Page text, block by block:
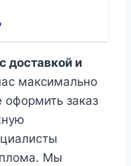
доставкой и
максимально
заказ
Мы